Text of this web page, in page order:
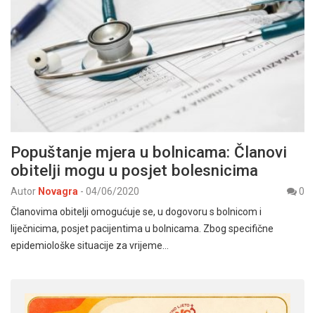
Popuštanje mjera u bolnicama: Članovi
obitelji mogu u posjet bolesnicima
Autor Novagra - 04/06/2020
0
Članovima obitelji omogućuje se, u dogovoru s bolnicom i
liječnicima, posjet pacijentima u bolnicama. Zbog specifične
epidemiološke situacije za vrijeme…